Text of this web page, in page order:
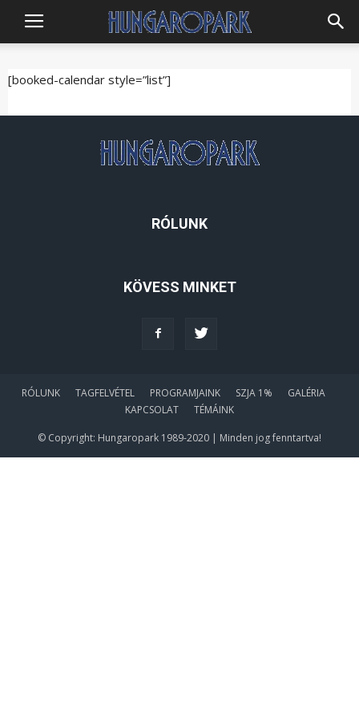
Hungaropark
[booked-calendar style=”list”]
RÓLUNK
KÖVESS MINKET
RÓLUNK TAGFELVÉTEL PROGRAMJAINK SZJA 1%
GALÉRIA
KAPCSOLAT
TÉMÁINK
© Copyright: Hungaropark 1989-2020 | Minden jog fenntartva!